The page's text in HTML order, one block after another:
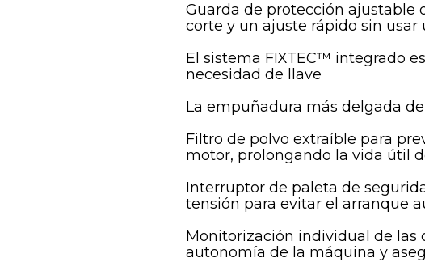
Guarda de protección ajustable
corte y un ajuste rápido sin usar
El sistema FIXTEC™ integrado
necesidad de llave
La empuñadura más delgada
Filtro de polvo extraíble para
motor, prolongando la vida útil
Interruptor de paleta de
tensión para evitar el arranque
Monitorización individual de las
autonomía de la máquina y